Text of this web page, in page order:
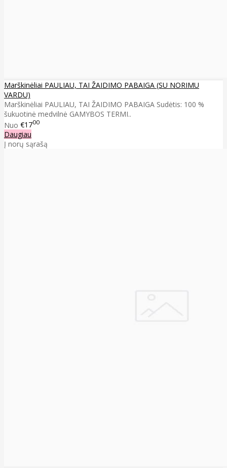
Marškinėliai PAULIAU, TAI ŽAIDIMO PABAIGA (SU NORIMU
VARDU)
Marškinėliai PAULIAU, TAI ŽAIDIMO PABAIGA Sudėtis: 100 %
šukuotinė medvilnė GAMYBOS TERMI..
Nuo €1700
Daugiau
Į norų sąrašą